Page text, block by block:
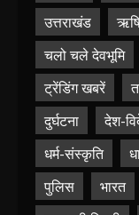
उत्तराखंड
चलो चले देवभूमि
ट्रेंडिंग खबरें
दुर्घटना
देश-
धर्म-संस्कृति
पुलिस
भारत